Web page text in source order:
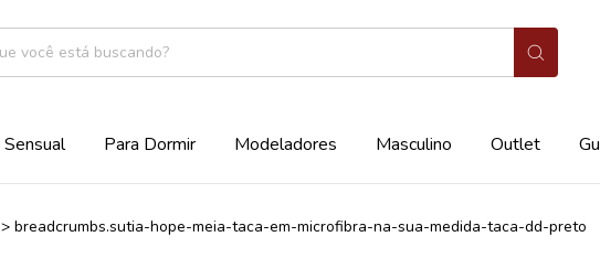
Sensual Para Dormir Modeladores Masculino Outlet
> breadcrumbs.sutia-hope-meia-taca-em-microfibra-na-sua-medida-taca-dd-preto